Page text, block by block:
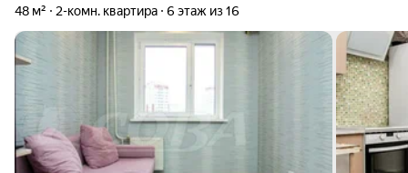
48 м² 2-комн. квартира 6 этаж из 16